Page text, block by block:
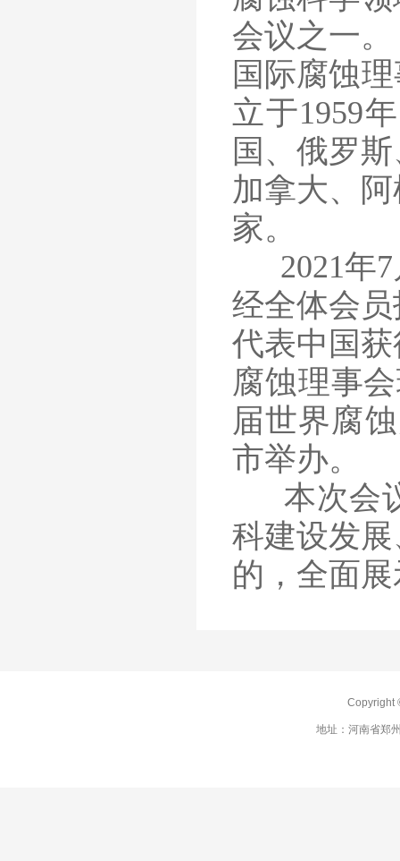
会议之一。
国际腐蚀
立于1959
国、俄罗
加拿大、
家。
2021年7
经全体会
代表中国
腐蚀理事
届世界腐
市举办。
本次会议
科建设发
的，全面
Copyright
地址：河南省郑